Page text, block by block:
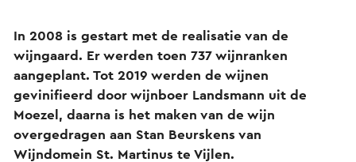
In 2008 is gestart met de realisatie van de
wijngaard. Er werden toen 737 wijnranken
aangeplant. Tot 2019 werden de wijnen
gevinifieerd door wijnboer Landsmann uit de
Moezel, daarna is het maken van de wijn
overgedragen aan Stan Beurskens van
Wijndomein St. Martinus te Vijlen.